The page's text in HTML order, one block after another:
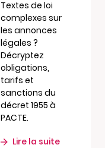
Textes de loi
complexes sur
les annonces
légales ?
Décryptez
obligations,
tarifs et
sanctions du
décret 1955 à
PACTE.
Lire la suite